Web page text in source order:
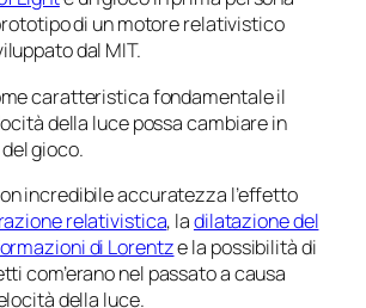
di un motore relativistico
dal MIT.
caratteristica fondamentale il
della luce possa cambiare in
gioco.
incredibile accuratezza l’effetto
relativistica, ladilatazione del
di Lorentze la possibilità di
com’erano nel passato a causa
della luce.